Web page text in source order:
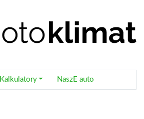
Kalkulatory NaszE auto